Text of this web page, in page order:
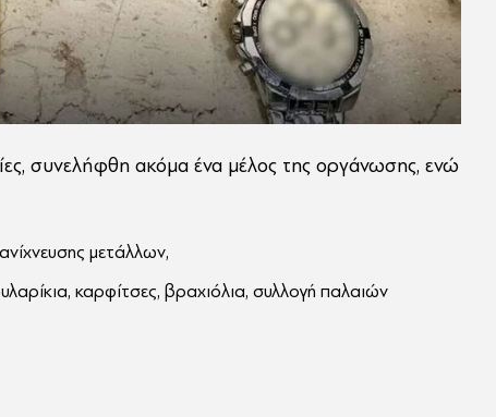
συνελήφθη ακόμα ένα μέλος της οργάνωσης, ενώ
μετάλλων,
καρφίτσες, βραχιόλια, συλλογή παλαιών